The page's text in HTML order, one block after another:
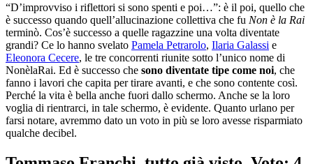
“D’improvviso i riflettori si sono spenti e poi…”: è il poi, quello che
è successo quando quell’allucinazione collettiva che fu Non è la Rai
terminò. Cos’è successo a quelle ragazzine una volta diventate
grandi? Ce lo hanno svelato Pamela Petrarolo, Ilaria Galassi e
Eleonora Cecere, le tre concorrenti riunite sotto l’unico nome di
NonèlaRai. Ed è successo che sono diventate tipe come noi, che
fanno i lavori che capita per tirare avanti, e che sono contente così.
Perché la vita è bella anche fuori dallo schermo. Anche se la loro
voglia di rientrarci, in tale schermo, è evidente. Quanto urlano per
farsi notare, avremmo dato un voto in più se loro avesse risparmiato
qualche decibel.